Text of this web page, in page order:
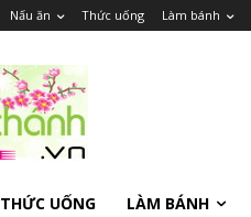
Nấu ăn Thức uống Làm bánh
THỨC UỐNG LÀM BÁNH